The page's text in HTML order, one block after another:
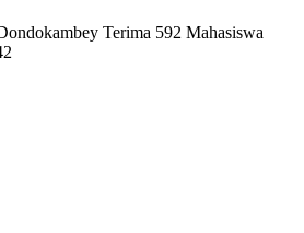
Terima 592 Mahasiswa